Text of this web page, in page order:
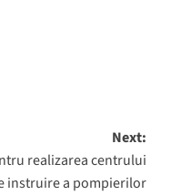
Next:
realizarea centrului
instruire a pompierilor